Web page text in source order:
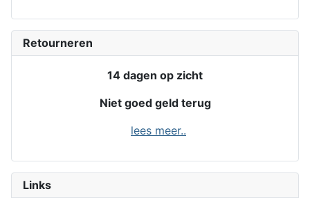
Retourneren
14 dagen op zicht
Niet goed geld terug
lees meer..
Links